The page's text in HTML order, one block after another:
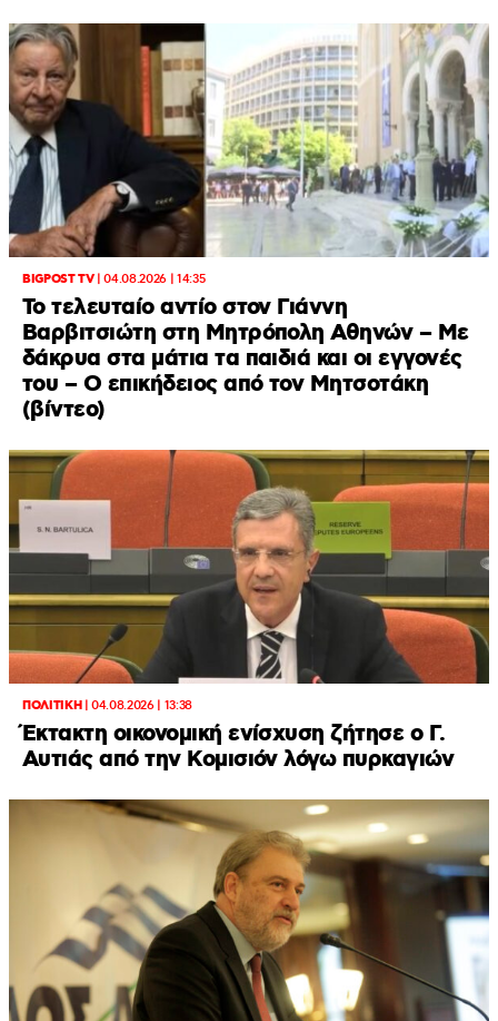
BIGPOST TV|04.08.2026 | 14:35
Το τελευταίο αντίο στον Γιάννη
Βαρβιτσιώτη στη Μητρόπολη Αθηνών – Με
δάκρυα στα μάτια τα παιδιά και οι εγγονές
του – Ο επικήδειος από τον Μητσοτάκη
(βίντεο)
ΠΟΛΙΤΙΚΗ|04.08.2026 | 13:38
Έκτακτη οικονομική ενίσχυση ζήτησε ο Γ.
Αυτιάς από την Κομισιόν λόγω πυρκαγιών